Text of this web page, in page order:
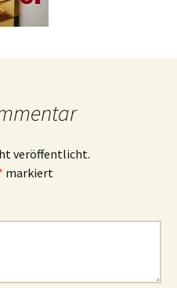
veröffentlicht.
markiert